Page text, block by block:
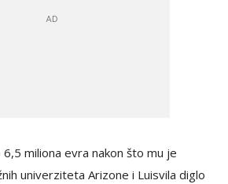
miliona evra nakon što mu je
univerziteta Arizone i Luisvila diglo